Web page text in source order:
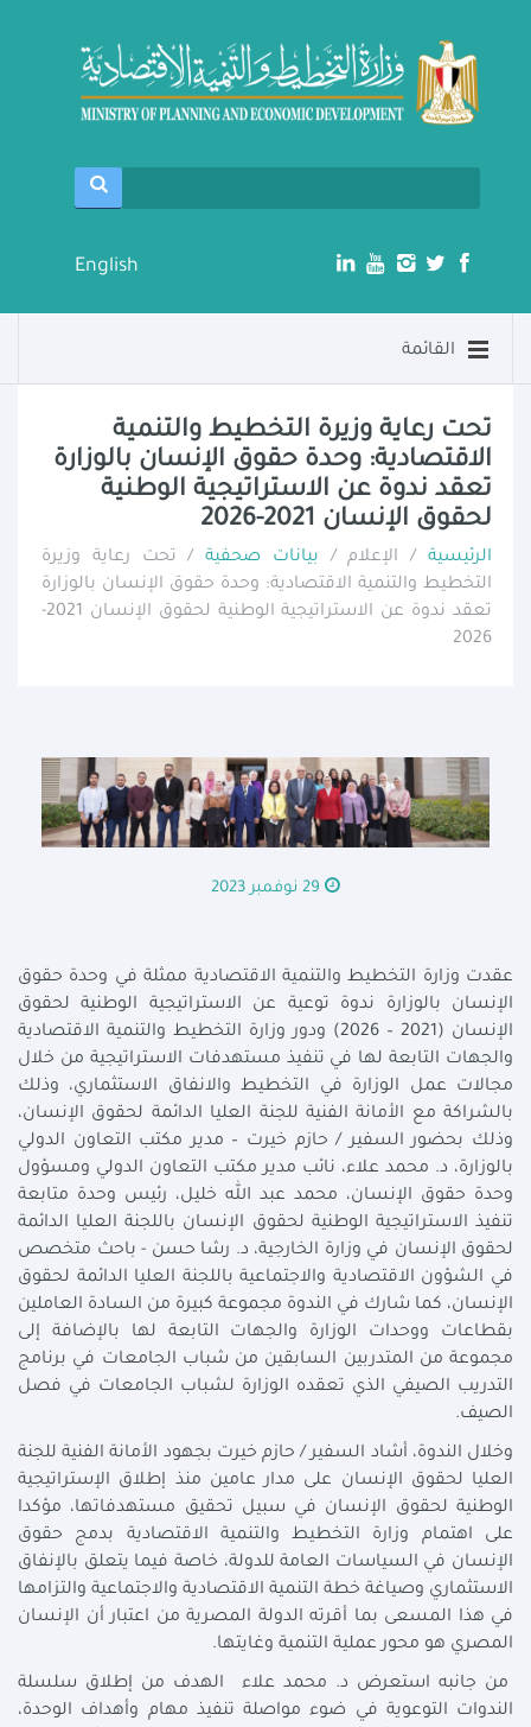
English
القائمة
تحت رعاية وزيرة التخطيط والتنمية
الاقتصادية: وحدة حقوق الإنسان بالوزارة
تعقد ندوة عن الاستراتيجية الوطنية
لحقوق الإنسان 2021-2026
الرئيسية/ الإعلام / بيانات صحفية/ تحت رعاية وزيرة
التخطيط والتنمية الاقتصادية: وحدة حقوق الإنسان بالوزارة
تعقد ندوة عن الاستراتيجية الوطنية لحقوق الإنسان 2021-
2026
29 نوفمبر 2023
عقدت وزارة التخطيط والتنمية الاقتصادية ممثلة في وحدة حقوق
الإنسان بالوزارة ندوة توعية عن الاستراتيجية الوطنية لحقوق
الإنسان (2021 – 2026) ودور وزارة التخطيط والتنمية الاقتصادية
والجهات التابعة لها في تنفيذ مستهدفات الاستراتيجية من خلال
مجالات عمل الوزارة في التخطيط والانفاق الاستثماري، وذلك
بالشراكة مع الأمانة الفنية للجنة العليا الدائمة لحقوق الإنسان،
وذلك بحضور السفير / حازم خيرت – مدير مكتب التعاون الدولي
بالوزارة، د. محمد علاء، نائب مدير مكتب التعاون الدولي ومسؤول
وحدة حقوق الإنسان، محمد عبد الله خليل، رئيس وحدة متابعة
تنفيذ الاستراتيجية الوطنية لحقوق الإنسان باللجنة العليا الدائمة
لحقوق الإنسان في وزارة الخارجية، د. رشا حسن - باحث متخصص
في الشؤون الاقتصادية والاجتماعية باللجنة العليا الدائمة لحقوق
الإنسان، كما شارك في الندوة مجموعة كبيرة من السادة العاملين
بقطاعات ووحدات الوزارة والجهات التابعة لها بالإضافة إلى
مجموعة من المتدربين السابقين من شباب الجامعات في برنامج
التدريب الصيفي الذي تعقده الوزارة لشباب الجامعات في فصل
الصيف.
وخلال الندوة، أشاد السفير / حازم خيرت بجهود الأمانة الفنية للجنة
العليا لحقوق الإنسان على مدار عامين منذ إطلاق الإستراتيجية
الوطنية لحقوق الإنسان في سبيل تحقيق مستهدفاتها، مؤكدا
على اهتمام وزارة التخطيط والتنمية الاقتصادية بدمج حقوق
الإنسان في السياسات العامة للدولة، خاصة فيما يتعلق بالإنفاق
الاستثماري وصياغة خطة التنمية الاقتصادية والاجتماعية والتزامها
في هذا المسعى بما أقرته الدولة المصرية من اعتبار أن الإنسان
المصري هو محور عملية التنمية وغايتها.
من جانبه استعرض د. محمد علاء الهدف من إطلاق سلسلة
الندوات التوعوية في ضوء مواصلة تنفيذ مهام وأهداف الوحدة،